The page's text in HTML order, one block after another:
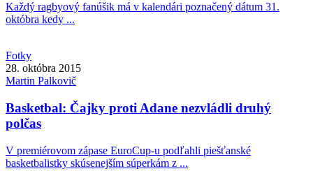
Každý ragbyový fanúšik má v kalendári poznačený dátum 31.
októbra kedy ...
Fotky
28. októbra 2015
Martin Palkovič
Basketbal: Čajky proti Adane nezvládli druhý
polčas
V premiérovom zápase EuroCup-u podľahli piešťanské
basketbalistky skúsenejším súperkám z ...